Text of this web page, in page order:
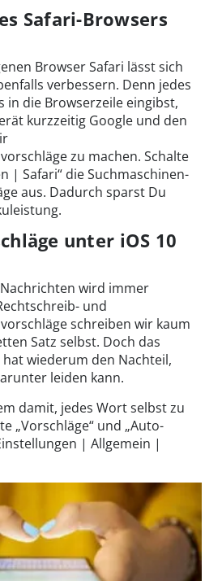
Safari-Browsers
Browser Safari lässt sich
verbessern. Denn jedes
in die Browserzeile eingibst,
kurzzeitig Google und den
zu machen. Schalte
| Safari“ die Suchmaschinen-
aus. Dadurch sparst Du
unter iOS 10
wird immer
und
schreiben wir kaum
Satz selbst. Doch das
wiederum den Nachteil,
leiden kann.
damit, jedes Wort selbst zu
„Vorschläge“ und „Auto-
| Allgemein |